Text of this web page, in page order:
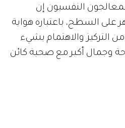
النفسيون إن
على السطح، باعتباره هواية
التركيز والاهتمام بشيء
وجمال أكبر مع صحبة كائن